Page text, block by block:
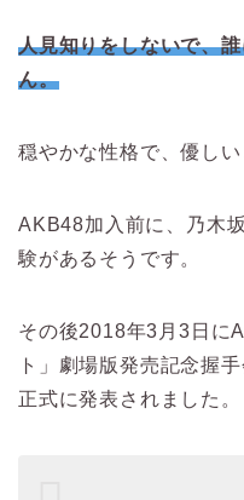
人見知りをしないで、
ん。
穏やかな性格で、優しい
AKB48加入前に、乃木
験があるそうです。
その後2018年3月3日に
ト」劇場版発売記念握
正式に発表されました。